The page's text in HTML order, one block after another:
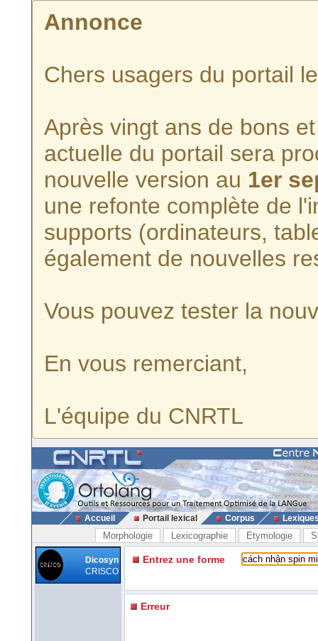
Annonce
Chers usagers du portail
Après vingt ans de bons
actuelle du portail sera
nouvelle version au 1er
une refonte complète de
supports (ordinateurs,
également de nouvelles
Vous pouvez tester la
En vous remerciant,
L'équipe du CNRTL
Accueil Portail lexical Corpus
Morphologie Lexicographie Etymologie
Dicosyn
CRISCO
Entrez une forme
Erreur